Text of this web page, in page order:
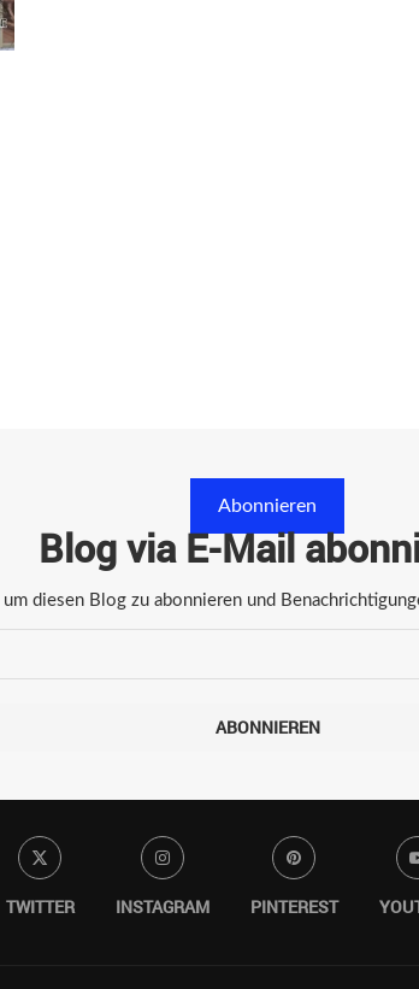
Abonnieren
Blog via E-Mail
diesen Blog zu abonnieren und
ABONNIEREN
TWITTER INSTAGRAM PINTEREST